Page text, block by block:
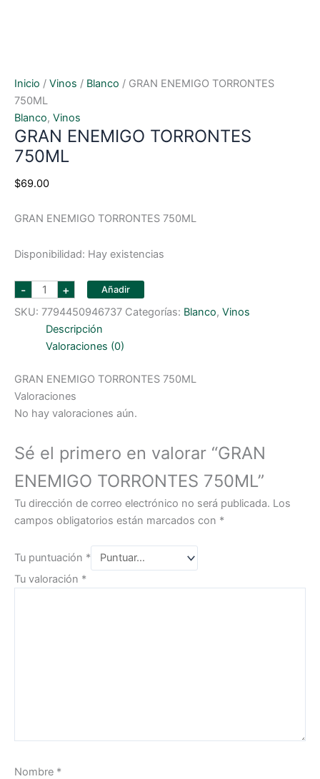
Inicio / Vinos / Blanco / GRAN ENEMIGO TORRONTES
750ML
Blanco, Vinos
GRAN ENEMIGO TORRONTES
750ML
$69.00
GRAN ENEMIGO TORRONTES 750ML
Disponibilidad: Hay existencias
- GRAN
ENEMIGO
TORRONTES
750ML
cantidad
+ Añadir
SKU: 7794450946737 Categorías: Blanco, Vinos
Descripción
Valoraciones (0)
GRAN ENEMIGO TORRONTES 750ML
Valoraciones
No hay valoraciones aún.
Sé el primero en valorar “GRAN
ENEMIGO TORRONTES 750ML”
Tu dirección de correo electrónico no será publicada. Los
campos obligatorios están marcados con *
Tu puntuación *
Tu valoración *
Nombre *